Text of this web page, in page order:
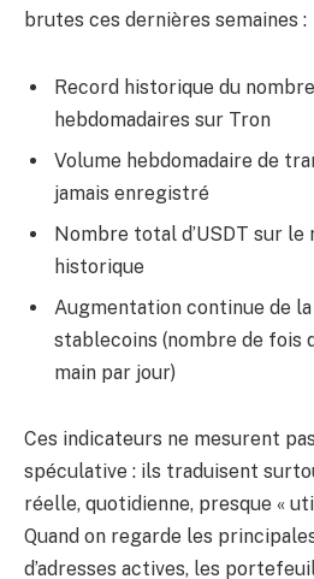
brutes ces dernières semaines :
Record historique du
hebdomadaires sur Tron
Volume hebdomadaire de
jamais enregistré
Nombre total d’USDT sur le
historique
Augmentation continue de
stablecoins (nombre de fois
main par jour)
Ces indicateurs ne mesurent
spéculative : ils traduisent
réelle, quotidienne, presque «
Quand on regarde les
d’adresses actives, les